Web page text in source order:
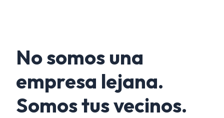
No somos una
empresa lejana.
Somos tus vecinos.